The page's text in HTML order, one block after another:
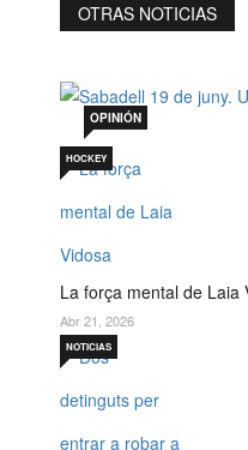
OTRAS NOTICIAS
Sabadell 19 de
OPINIÓN
La força mental de Laia
HOCKEY
Abr 21, 2026
NOTICIAS